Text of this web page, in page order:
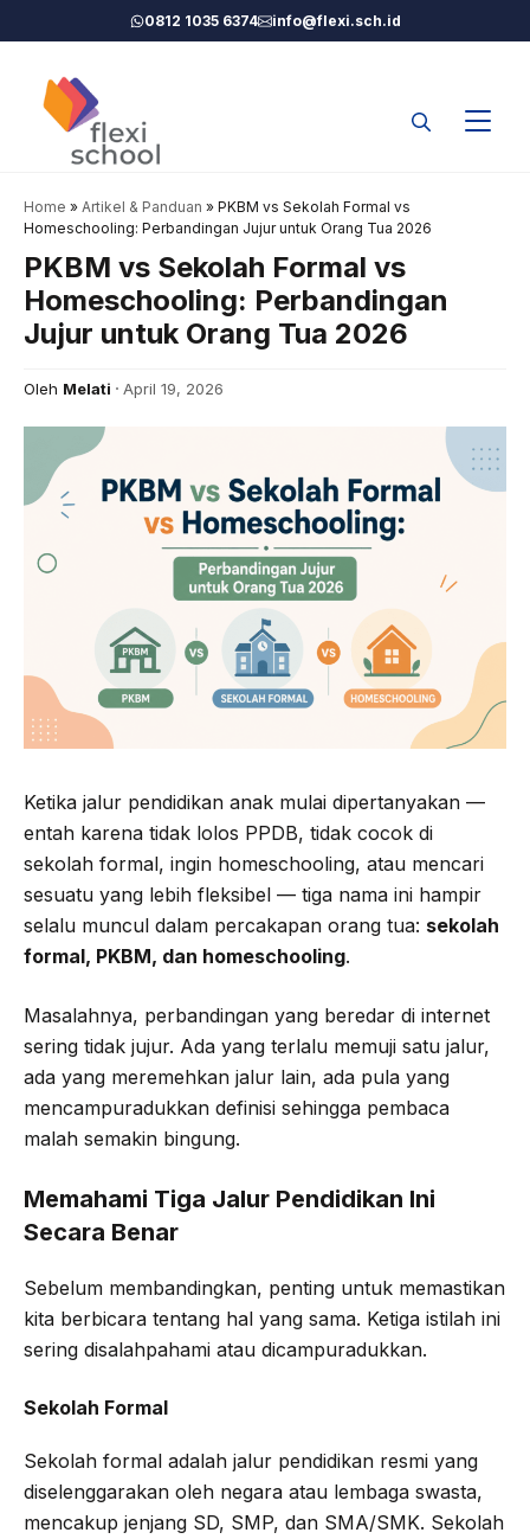
ke
0812 1035 6374 info@flexi.sch.id
Home » Artikel & Panduan » PKBM vs Sekolah Formal vs
Homeschooling: Perbandingan Jujur untuk Orang Tua 2026
PKBM vs Sekolah Formal vs
Homeschooling: Perbandingan
Jujur untuk Orang Tua 2026
Oleh Melati April 19, 2026
Ketika jalur pendidikan anak mulai dipertanyakan —
entah karena tidak lolos PPDB, tidak cocok di
sekolah formal, ingin homeschooling, atau mencari
sesuatu yang lebih fleksibel — tiga nama ini hampir
selalu muncul dalam percakapan orang tua: sekolah
formal, PKBM, dan homeschooling.
Masalahnya, perbandingan yang beredar di internet
sering tidak jujur. Ada yang terlalu memuji satu jalur,
ada yang meremehkan jalur lain, ada pula yang
mencampuradukkan definisi sehingga pembaca
malah semakin bingung.
Memahami Tiga Jalur Pendidikan Ini
Secara Benar
Sebelum membandingkan, penting untuk memastikan
kita berbicara tentang hal yang sama. Ketiga istilah ini
sering disalahpahami atau dicampuradukkan.
Sekolah Formal
Sekolah formal adalah jalur pendidikan resmi yang
diselenggarakan oleh negara atau lembaga swasta,
mencakup jenjang SD, SMP, dan SMA/SMK. Sekolah